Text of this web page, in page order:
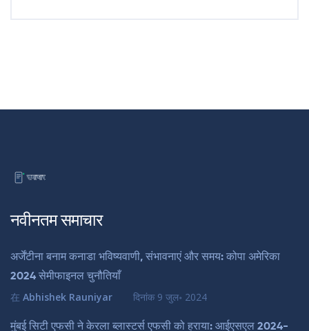
नवीनतम समाचार
अर्जेंटीना बनाम कनाडा भविष्यवाणी, संभावनाएं और समय: कोपा अमेरिका
2024 सेमीफाइनल चुनौतियाँ
在 Abhishek Rauniyar दिनांक 9 जुल॰ 2024
मुंबई सिटी एफसी ने केरला ब्लास्टर्स एफसी को हराया: आईएसएल 2024-